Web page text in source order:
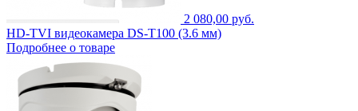
2 080,00 руб.
HD-TVI видеокамера DS-T100 (3.6 мм)
Подробнее о товаре